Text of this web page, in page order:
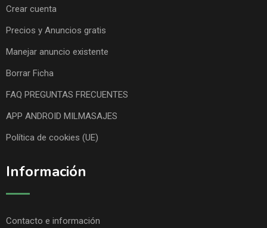
Crear cuenta
Precios y Anuncios gratis
Manejar anuncio existente
Borrar Ficha
FAQ PREGUNTAS FRECUENTES
APP ANDROID MILMASAJES
Política de cookies (UE)
Información
Contacto e información